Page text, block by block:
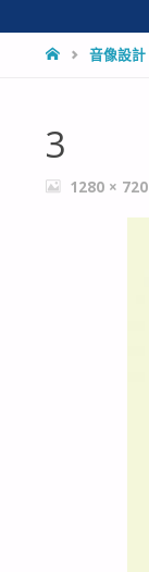
HOME音像設計
3
FULL1280 × 720